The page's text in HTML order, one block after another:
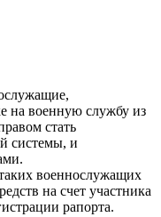
на военную службу из
стать
системы, и
военнослужащих
на счет участника
рапорта.